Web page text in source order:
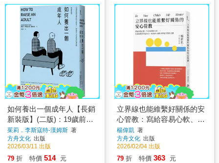
如何養出一個成年人【長銷
新裝版】(二版)：19歲前就
該準備好的生存能力,幫助孩
子走出延長的青春期
茱莉．李斯寇特-漢姆斯 著
方舟文化 出版
2026/03/11 出版
79 折 特價 514 元
立界線也能維繫好關係的安
心管教：寫給容易心軟、失
去原則的父母……以家庭教
育的基本功，成為孩子面對
世界最可靠的支撐
楊偉凱 著
方舟文化 出版
2026/02/04 出版
79 折 特價 363 元